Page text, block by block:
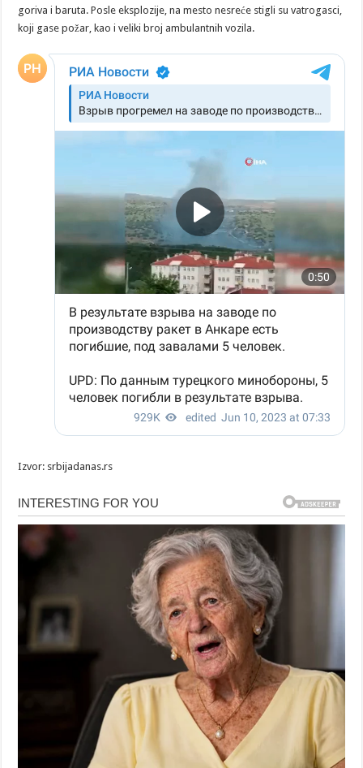
goriva i baruta. Posle eksplozije, na mesto nesreće stigli su vatrogasci,
koji gase požar, kao i veliki broj ambulantnih vozila.
Izvor: srbijadanas.rs